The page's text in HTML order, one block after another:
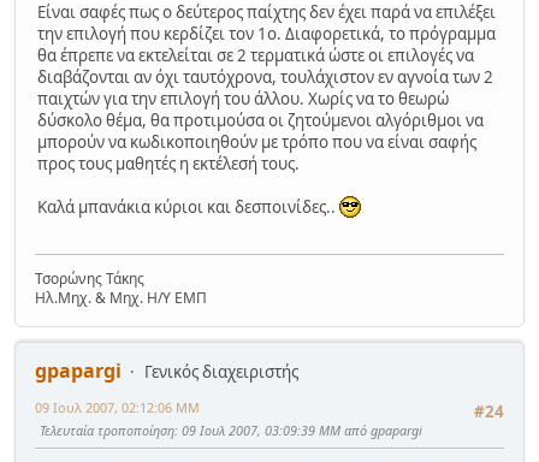
Είναι σαφές πως ο δεύτερος παίχτης δεν έχει παρά να επιλέξει
την επιλογή που κερδίζει τον 1ο. Διαφορετικά, το πρόγραμμα
θα έπρεπε να εκτελείται σε 2 τερματικά ώστε οι επιλογές να
διαβάζονται αν όχι ταυτόχρονα, τουλάχιστον εν αγνοία των 2
παιχτών για την επιλογή του άλλου. Χωρίς να το θεωρώ
δύσκολο θέμα, θα προτιμούσα οι ζητούμενοι αλγόριθμοι να
μπορούν να κωδικοποιηθούν με τρόπο που να είναι σαφής
προς τους μαθητές η εκτέλεσή τους.
Καλά μπανάκια κύριοι και δεσποινίδες..
Τσορώνης Τάκης
Ηλ.Μηχ. & Μηχ. Η/Υ ΕΜΠ
gpapargi
Γενικός διαχειριστής
#24
09 Ιουλ 2007, 02:12:06 ΜΜ
Τελευταία τροποποίηση: 09 Ιουλ 2007, 03:09:39 ΜΜ από gpapargi